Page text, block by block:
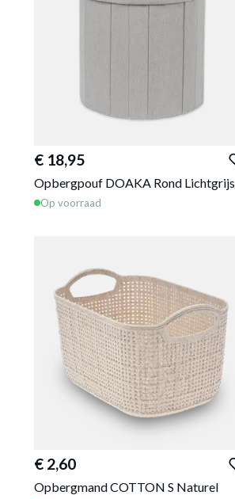
€ 18,95
Opbergpouf DOAKA Rond Lichtgrijs
Op voorraad
€ 2,60
Opbergmand COTTON S Naturel